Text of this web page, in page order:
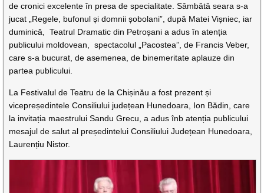
de cronici excelente în presa de specialitate. Sâmbătă seara s-a
jucat „Regele, bufonul și domnii șobolani”, după Matei Vișniec, iar
duminică, Teatrul Dramatic din Petroșani a adus în atenția
publicului moldovean, spectacolul „Pacostea”, de Francis Veber,
care s-a bucurat, de asemenea, de binemeritate aplauze din
partea publicului.
La Festivalul de Teatru de la Chișinău a fost prezent și
vicepreședintele Consiliului județean Hunedoara, Ion Bădin, care
la invitația maestrului Sandu Grecu, a adus înb atenția publicului
mesajul de salut al președintelui Consiliului Județean Hunedoara,
Laurențiu Nistor.